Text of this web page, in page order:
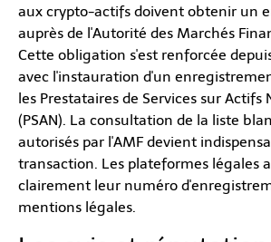
aux crypto-actifs doivent obtenir un
auprès de l'Autorité des Marchés
Cette obligation s'est renforcée
avec l'instauration d'un
les Prestataires de Services sur Actifs
(PSAN). La consultation de la liste
autorisés par l'AMF devient
transaction. Les plateformes légales
clairement leur numéro
mentions légales.